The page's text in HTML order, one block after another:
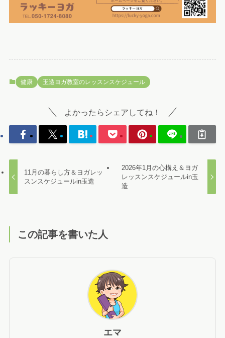
健康 玉造ヨガ教室のレッスンスケジュール
よかったらシェアしてね！
11月の暮らし方＆ヨガレッ
スンスケジュールin玉造
2026年1月の心構え＆ヨガ
レッスンスケジュールin玉
造
この記事を書いた人
エマ